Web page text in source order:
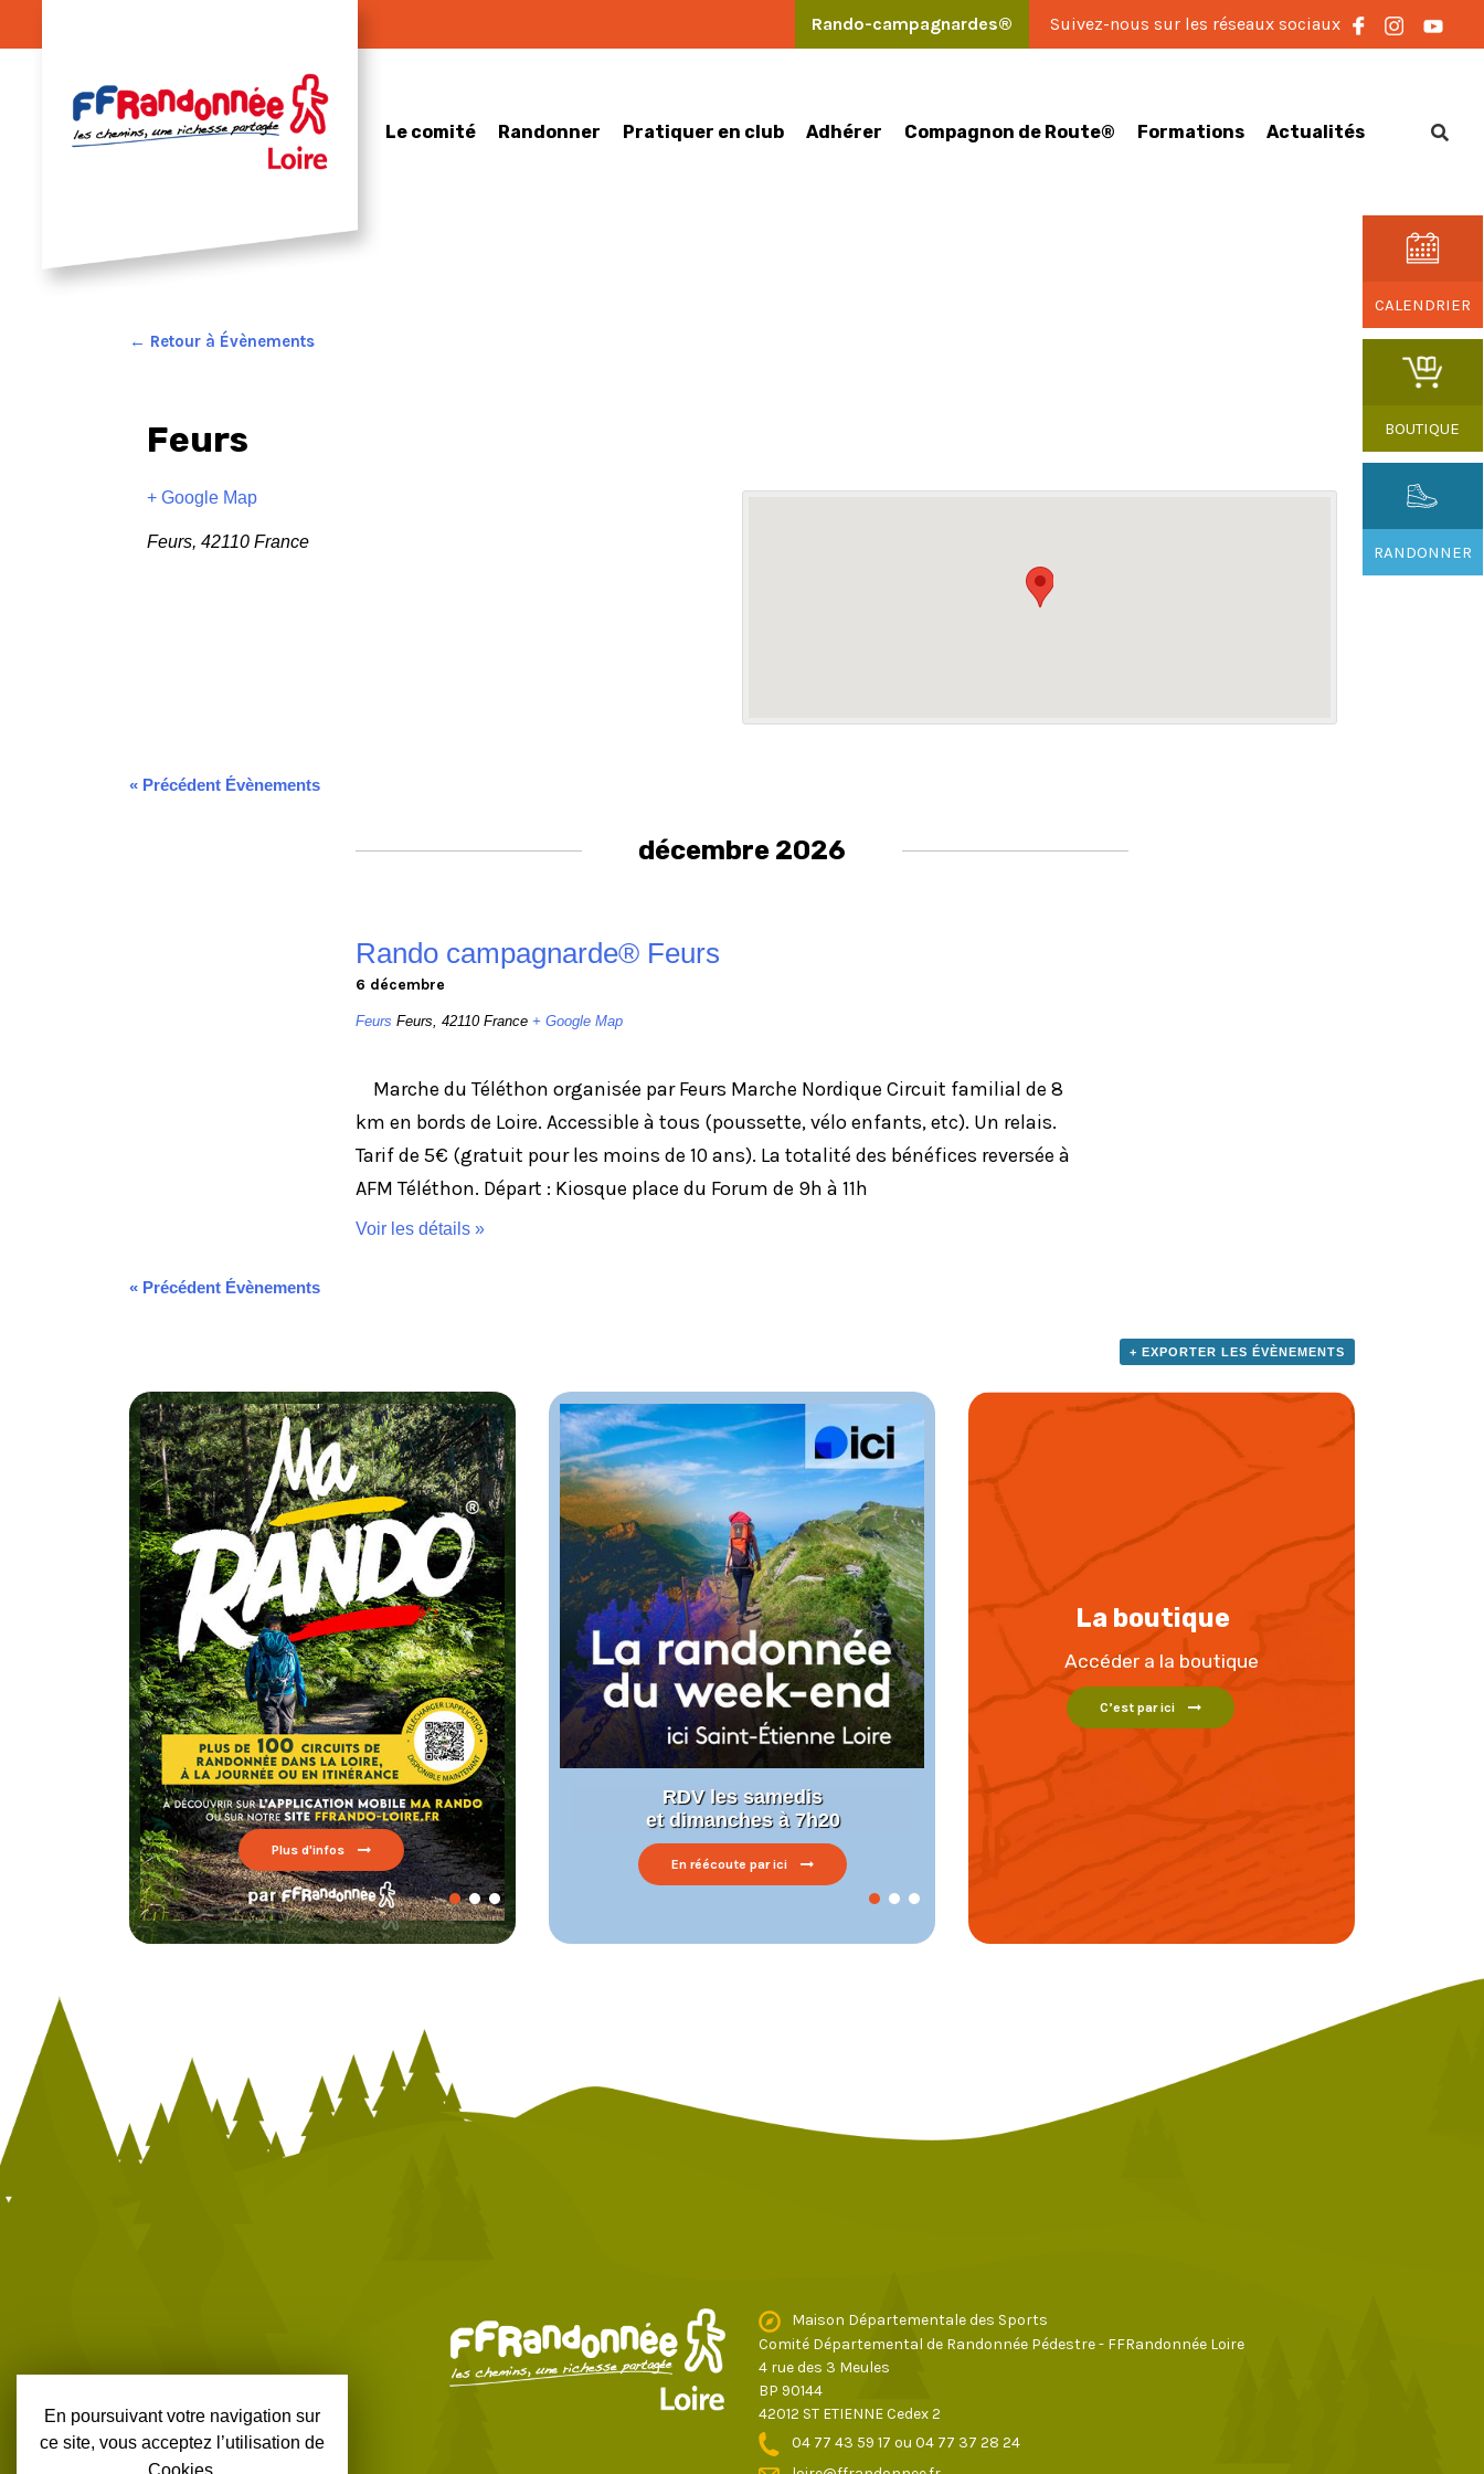
Rando-campagnardes® Suivez-nous sur les réseaux sociaux
Le comité Randonner Pratiquer en club Adhérer Compagnon de Route® Formations Actualités
CALENDRIER
BOUTIQUE
RANDONNER
← Retour à Évènements
Feurs
+ Google Map
Feurs, 42110 France
« Précédent Évènements
décembre 2026
Rando campagnarde® Feurs
6 décembre
Feurs Feurs 42110 France + Google Map
Marche du Téléthon organisée par Feurs Marche Nordique Circuit familial de 8
km en bords de Loire. Accessible à tous (poussette, vélo enfants, etc). Un relais.
Tarif de 5€ (gratuit pour les moins de 10 ans). La totalité des bénéfices reversée à
AFM Téléthon. Départ : Kiosque place du Forum de 9h à 11h
Voir les détails »
« Précédent Évènements
+ EXPORTER LES ÉVÈNEMENTS
Chaque mois
testez un circuit labellisé
FFRandonnée
Lire par ici
En réécoute par ici
RDV les samedis
et dimanches à 7h20
La boutique
Accéder a la boutique
C’est par ici
Maison Départementale des Sports
Comité Départemental de Randonnée Pédestre - FFRandonnée Loire
4 rue des 3 Meules
BP 90144
42012 ST ETIENNE Cedex 2
04 77 43 59 17 ou 04 77 37 28 24
En poursuivant votre navigation sur
ce site, vous acceptez l’utilisation de